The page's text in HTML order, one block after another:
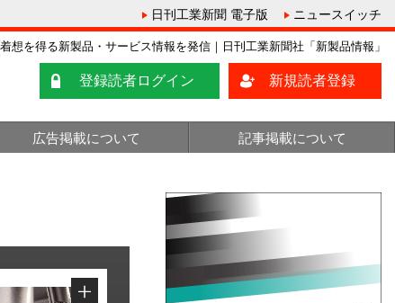
日刊工業新聞 電子版 ニュースイッチ
想を得る新製品・サービス情報を発信｜日刊工業新聞社「新製品情報」
登録読者ログイン 新規読者登録
広告掲載について 記事掲載について